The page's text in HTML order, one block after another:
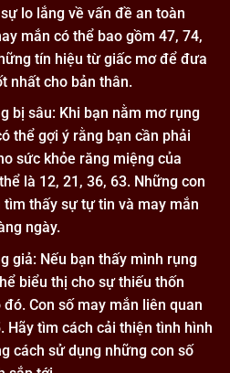
lo lắng về vấn đề an toàn
mắn có thể bao gồm 47, 74,
tín hiệu từ giấc mơ để đưa
nhất cho bản thân.
bị sâu: Khi bạn nằm mơ rụng
thể gợi ý rằng bạn cần phải
sức khỏe răng miệng của
là 12, 21, 36, 63. Những con
tìm thấy sự tự tin và may mắn
ngày.
giả: Nếu bạn thấy mình rụng
biểu thị cho sự thiếu thốn
Con số may mắn liên quan
Hãy tìm cách cải thiện tình hình
cách sử dụng những con số